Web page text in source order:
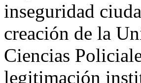
inseguridad
creación de la
Ciencias
legitimación